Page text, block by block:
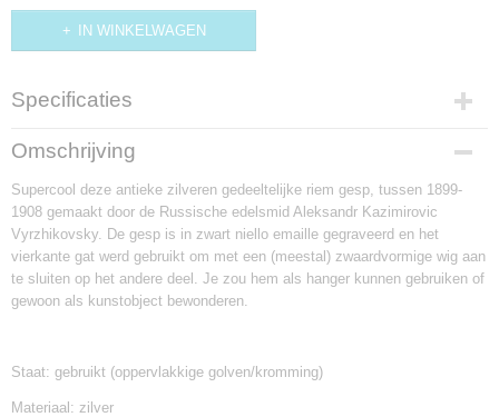
IN WINKELWAGEN
Specificaties
Productcode
DIV107
Omschrijving
Supercool deze antieke zilveren gedeeltelijke riem gesp, tussen 1899-
1908 gemaakt door de Russische edelsmid Aleksandr Kazimirovic
Vyrzhikovsky. De gesp is in zwart niello emaille gegraveerd en het
vierkante gat werd gebruikt om met een (meestal) zwaardvormige wig aan
te sluiten op het andere deel. Je zou hem als hanger kunnen gebruiken of
gewoon als kunstobject bewonderen.
Staat: gebruikt (oppervlakkige golven/kromming)
Materiaal: zilver